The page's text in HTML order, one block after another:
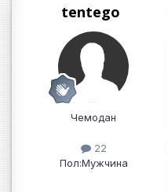
tentego
Чемодан
22
Пол:Мужчина